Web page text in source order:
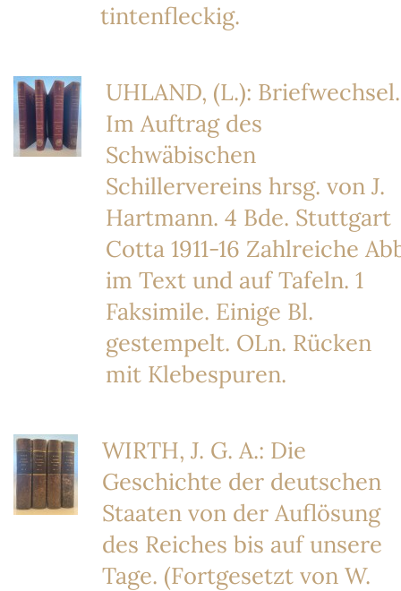
tintenfleckig.
UHLAND, (L.): Briefwechsel.
Im Auftrag des
Schwäbischen
Schillervereins hrsg. von J.
Hartmann. 4 Bde. Stuttgart
Cotta 1911-16 Zahlreiche
im Text und auf Tafeln. 1
Faksimile. Einige Bl.
gestempelt. OLn. Rücken
mit Klebespuren.
WIRTH, J. G. A.: Die
Geschichte der deutschen
Staaten von der Auflösung
des Reiches bis auf unsere
Tage. (Fortgesetzt von W.